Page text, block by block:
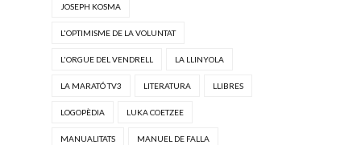
JOSEPH KOSMA
L'OPTIMISME DE LA VOLUNTAT
L'ORGUE DEL VENDRELL LA LLINYOLA
LA MARATÓ TV3 LITERATURA LLIBRES
LOGOPÈDIA LUKA COETZEE
MANUALITATS MANUEL DE FALLA